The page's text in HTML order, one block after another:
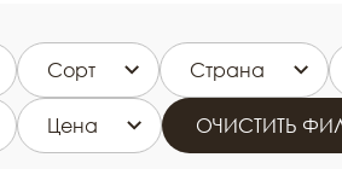
Сорт Страна
Цена ОЧИСТИТЬ